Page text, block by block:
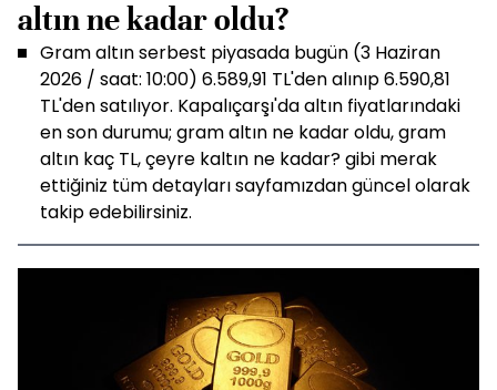
altın ne kadar oldu?
Gram altın serbest piyasada bugün (3 Haziran
2026 / saat: 10:00) 6.589,91 TL'den alınıp 6.590,81
TL'den satılıyor. Kapalıçarşı'da altın fiyatlarındaki
en son durumu; gram altın ne kadar oldu, gram
altın kaç TL, çeyre kaltın ne kadar? gibi merak
ettiğiniz tüm detayları sayfamızdan güncel olarak
takip edebilirsiniz.